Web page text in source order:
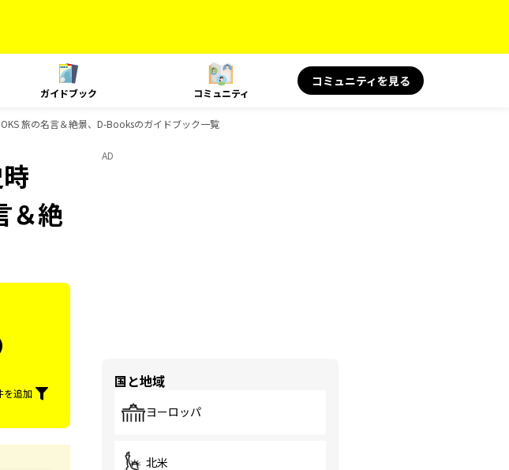
ガイドブック コミュニティ
コミュニティを見る
旅の名言＆絶景、D-Booksのガイドブック一覧
＆絶
を追加
AD
国と地域
ヨーロッパ
北米